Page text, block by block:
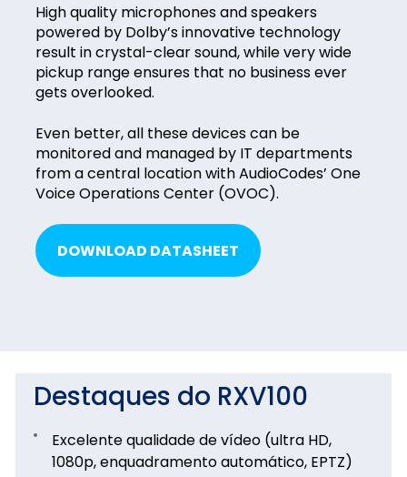
High quality microphones and speakers
powered by Dolby’s innovative technology
result in crystal-clear sound, while very wide
pickup range ensures that no business ever
gets overlooked.
Even better, all these devices can be
monitored and managed by IT departments
from a central location with AudioCodes’ One
Voice Operations Center (OVOC).
DOWNLOAD DATASHEET
Destaques do RXV100
Excelente qualidade de vídeo (ultra HD,
1080p, enquadramento automático, EPTZ)